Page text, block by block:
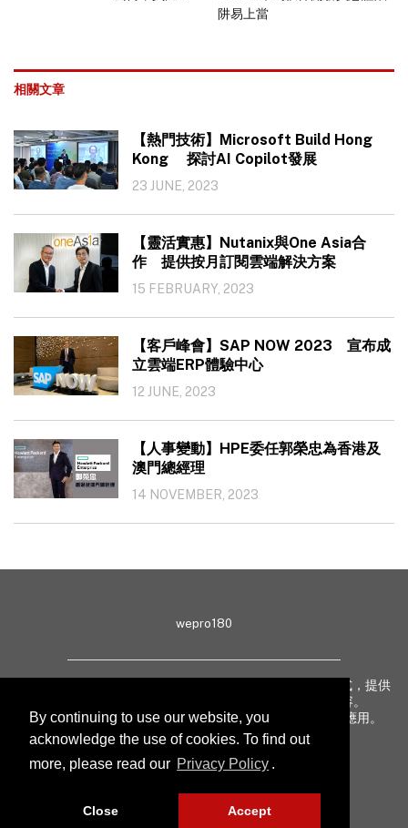
By continuing to use our website, you
acknowledge the use of cookies. To find out
more, please read our Privacy Policy .
Close Accept
阱易上當
相關文章
【熱門技術】Microsoft Build Hong
Kong 探討AI Copilot發展
23 JUNE, 2023
【靈活實惠】Nutanix與One Asia合
作 提供按月訂閱雲端解決方案
15 FEBRUARY, 2023
【客戶峰會】SAP NOW 2023 宣布成
立雲端ERP體驗中心
12 JUNE, 2023
【人事變動】HPE委任郭榮忠為香港及
澳門總經理
14 NOVEMBER, 2023
wepro180
wepro180 由 IT 業界專家組成，以生動有趣、深入淺出方式，提供
最新 IT 動態、趨勢、技術、行業熱話、專題報導等內容。
致力提升亞太地區科技知識及網絡安全意識，促進新技術應用。